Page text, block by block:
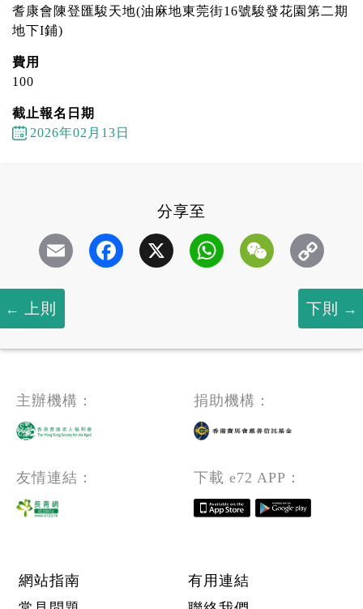
耆康會陳登匯駿天地(油麻地東莞街16號駿發花園第二期
地下I鋪)
費用
100
截止報名日期
2026年02月13日
上則 下則
分享至
Email Facebook
X WhatsAppWeChat
主辦機構： 捐助機構：
友情連結： 下載 e72 APP：
Footer menu
網站指南
有用連結